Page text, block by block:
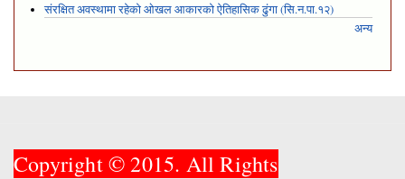
संरक्षित अवस्थामा रहेको ओखल आकारको ऐतिहासिक ढुंगा (सि.न.पा.१२)
अन्य
Copyright © 2015. All Rights